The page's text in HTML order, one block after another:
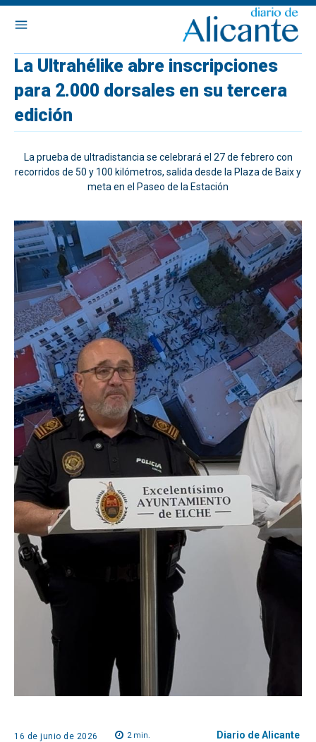
La Ultrahélike abre inscripciones
para 2.000 dorsales en su tercera
edición
La prueba de ultradistancia se celebrará el 27 de febrero con
recorridos de 50 y 100 kilómetros, salida desde la Plaza de Baix y
meta en el Paseo de la Estación
16 de junio de 2026 2min. Diario de Alicante